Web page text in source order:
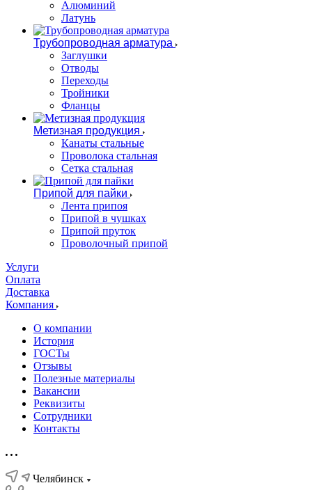
Алюминий
Латунь
Трубопроводная арматура
Заглушки
Отводы
Переходы
Тройники
Фланцы
Метизная продукция
Канаты стальные
Проволока стальная
Сетка стальная
Припой для пайки
Лента припоя
Припой в чушках
Припой пруток
Проволочный припой
Услуги
Оплата
Доставка
Компания
О компании
История
ГОСТы
Отзывы
Полезные материалы
Вакансии
Реквизиты
Сотрудники
Контакты
Челябинск